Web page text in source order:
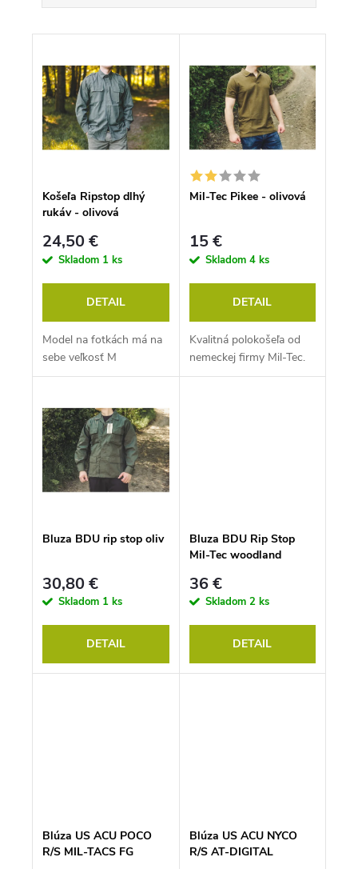
d
e
p
r
o
d
u
o
v
Najdrahšie
Abecedne
p
i
s
p
r
o
k
t
v
Košeľa Ripstop dlhý
rukáv - olivová
24,50 €
Skladom 1 ks
DETAIL
Model na fotkách má na
sebe veľkosť M
Mil-Tec Pikee - olivová
15 €
Skladom 4 ks
DETAIL
Kvalitná polokošeľa od
nemeckej firmy Mil-Tec.
Bluza BDU rip stop oliv
30,80 €
Skladom 1 ks
DETAIL
Bluza BDU Rip Stop
Mil-Tec woodland
36 €
Skladom 2 ks
DETAIL
Blúza US ACU POCO
R/S MIL-TACS FG
Blúza US ACU NYCO
R/S AT-DIGITAL